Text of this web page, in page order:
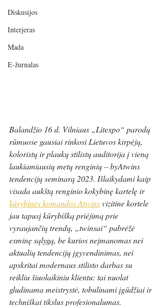
Diskusijos
Interjeras
Mada
E-žurnalas
Balandžio 16 d. Vilniaus „Litexpo“ parodų
rūmuose gausiai rinkosi Lietuvos kirpėjų,
koloristų ir plaukų stilistų auditorija į vieną
laukiamiausių metų renginių – byAtwins
tendencijų seminarą 2023. Išlaikydami kaip
visada aukštą renginio kokybinę kartelę ir
kūrybinės komandos Atwins vizitine kortele
jau tapusį kūrybišką priėjimą prie
vyraujančių trendų, „twinsai“ pabrėžė
esminę sąlygą, be kurios neįmanomas nei
aktualių tendencijų įgyvendinimas, nei
apskritai modernaus stilisto darbas su
reikliu šiuolaikiniu klientu: tai nuolat
gludinama meistrystė, tobulinami įgūdžiai ir
techniškai tikslus profesionalumas.